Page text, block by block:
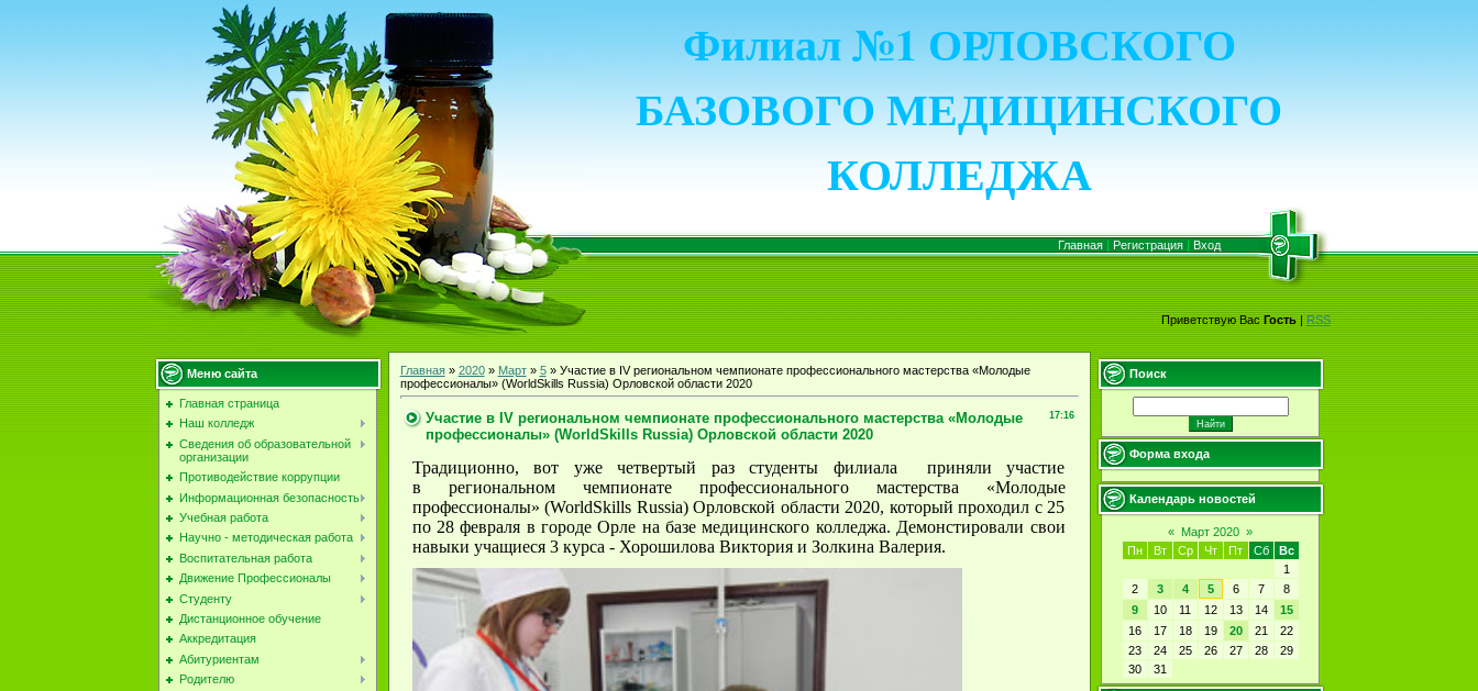
Филиал №1 ОРЛОВСКОГО
БАЗОВОГО МЕДИЦИНСКОГО
КОЛЛЕДЖА
Главная| Регистрация| Вход
Приветствую Вас Гость|RSS
Меню сайта
Главная страница
Наш колледж
Сведения об образовательной
организации
Противодействие коррупции
Информационная безопасность
Учебная работа
Научно - методическая работа
Воспитательная работа
Движение Профессионалы
Студенту
Дистанционное обучение
Аккредитация
Абитуриентам
Родителю
Главная» 2020 » Март » 5» Участие в IV региональном чемпионате профессионального мастерства «Молодые
профессионалы» (WorldSkills Russia) Орловской области 2020
17:16
Участие в IV региональном чемпионате профессионального мастерства «Молодые
профессионалы» (WorldSkills Russia) Орловской области 2020
Традиционно, вот уже четвертый раз студенты филиала приняли участие
в региональном чемпионате профессионального мастерства «Молодые
профессионалы» (WorldSkills Russia) Орловской области 2020, который проходил с 25
по 28 февраля в городе Орле на базе медицинского колледжа. Демонстировали свои
навыки учащиеся 3 курса - Хорошилова Виктория и Золкина Валерия.
Поиск
Форма входа
Календарь новостей
« Март 2020 »
Пн
Вт Ср Чт Пт Сб
Вс
1
2
3 4 5 6 7
8
9
10 11 12 13 14
15
16
17 18 19 20 21
22
23
24 25 26 27 28
29
30
31